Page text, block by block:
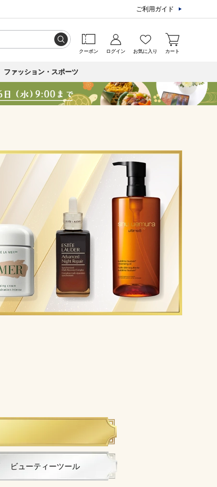
ご利用ガイド
クーポン ログイン お気に入り カート
ファッション・スポーツ
ビューティーツール